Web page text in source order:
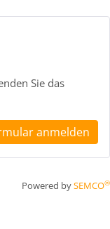
Sie das
anmelden
Powered bySEMCO®